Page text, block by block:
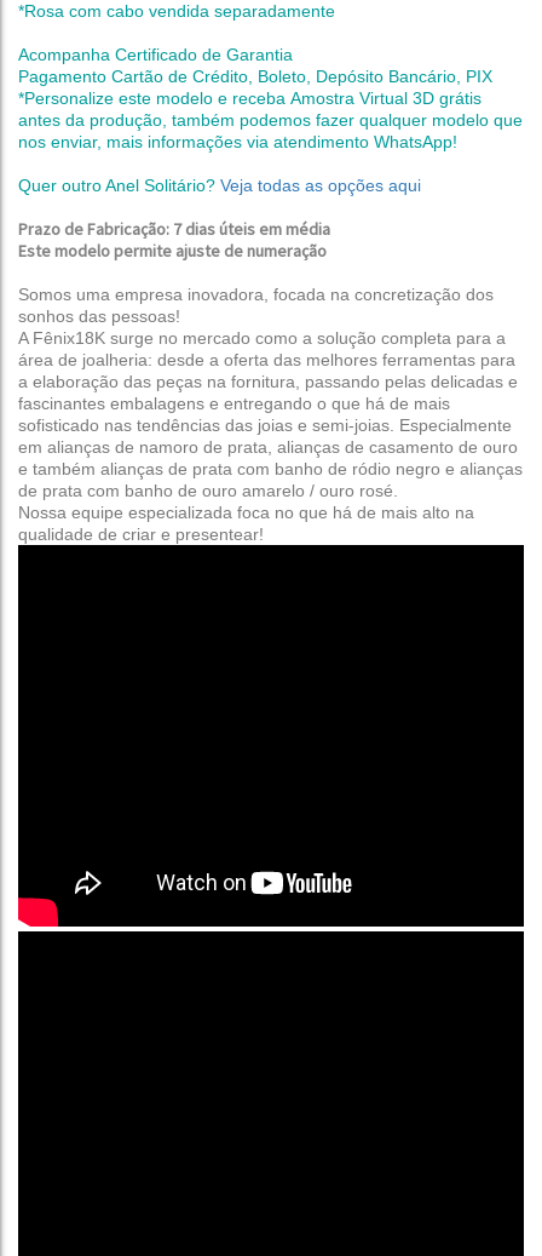
*Rosa com cabo vendida separadamente
Acompanha Certificado de Garantia
Pagamento Cartão de Crédito, Boleto, Depósito Bancário, PIX
*Personalize este modelo e receba Amostra Virtual 3D grátis
antes da produção, também podemos fazer qualquer modelo que
nos enviar, mais informações via atendimento WhatsApp!
Quer outro Anel Solitário? Veja todas as opções aqui
Prazo de Fabricação: 7 dias úteis em média
Este modelo permite ajuste de numeração
Somos uma empresa inovadora, focada na concretização dos
sonhos das pessoas!
A Fênix18K surge no mercado como a solução completa para a
área de joalheria: desde a oferta das melhores ferramentas para
a elaboração das peças na fornitura, passando pelas delicadas e
fascinantes embalagens e entregando o que há de mais
sofisticado nas tendências das joias e semi-joias. Especialmente
em alianças de namoro de prata, alianças de casamento de ouro
e também alianças de prata com banho de ródio negro e alianças
de prata com banho de ouro amarelo / ouro rosé
Nossa equipe especializada foca no que há de mais alto na
qualidade de criar e presentear!